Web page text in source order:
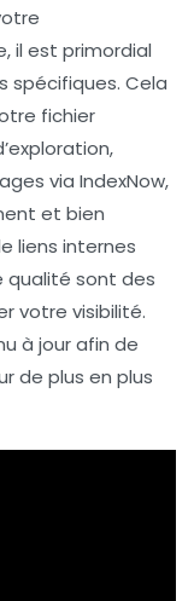
il est primordial
spécifiques. Cela
fichier
,
via IndexNow,
et bien
liens internes
qualité sont des
votre visibilité.
à jour afin de
de plus en plus